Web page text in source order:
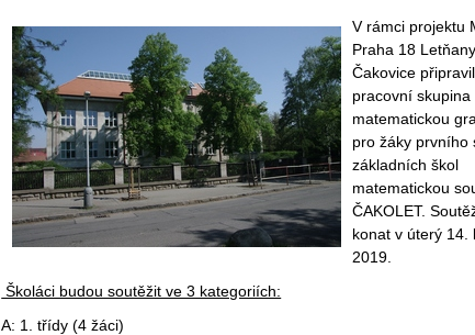
V rámci projektu
Praha 18
Čakovice
pracovní skupina
matematickou
pro žáky prvního
základních škol
matematickou
ČAKOLET.
konat v úterý 14.
2019.
Školáci budou soutěžit ve 3 kategoriích:
A: 1. třídy (4 žáci)